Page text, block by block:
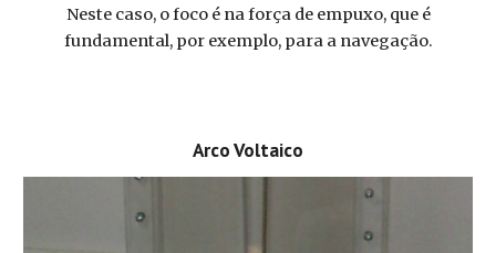
Neste caso, o foco é na força de empuxo, que é
fundamental, por exemplo, para a navegação.
Arco Voltaico